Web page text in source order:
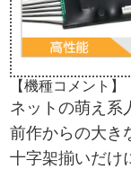
【機種コメント】
ネットの萌え系
前作からの大き
十字架揃いだけ